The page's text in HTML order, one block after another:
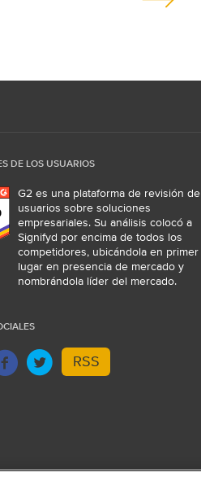
DE LOS USUARIOS
G2 es una plataforma de revisión de
usuarios sobre soluciones
empresariales. Su análisis colocó a
Signifyd por encima de todos los
competidores, ubicándola en primer
lugar en presencia de mercado y
nombrándola líder del mercado.
RSS